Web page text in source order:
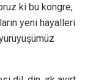
ki bu kongre,
yeni hayalleri